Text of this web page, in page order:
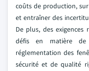
coûts de production,
et entraîner des
De plus, des exigences
défis en matière de
réglementation des
sécurité et de qualité